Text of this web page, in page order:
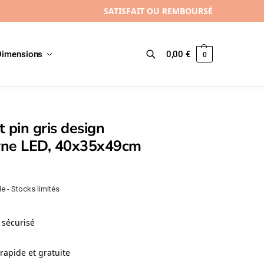
SATISFAIT OU REMBOURSÉ
Recherche 0,00€ 0
pin gris design
LED, 40x35x49cm
- Stocks limités
et gratuite